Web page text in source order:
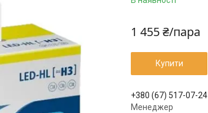
1 455 ₴/пара
Купити
+380 (67) 517-07-24
Менеджер